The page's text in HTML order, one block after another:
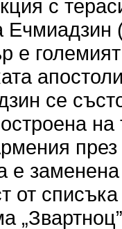
с
е
се
на
е
от